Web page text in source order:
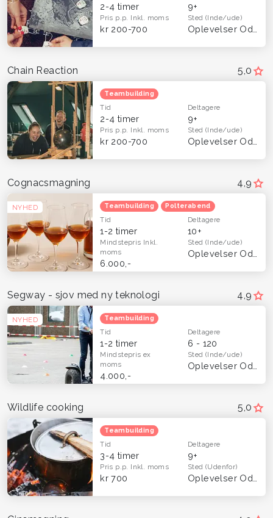
2-4 timer 9+
Pris p.p. Inkl. moms
kr 200-700
Sted(Inde/ude)
5,0
Chain Reaction
Teambuilding
Tid
2-4 timer
Deltagere
9+
Pris p.p. Inkl. moms
kr 200-700
Sted(Inde/ude)
4,9
NYHED
Cognacsmagning
Teambuilding Polterabend
Tid
1-2 timer
Deltagere
10+
Mindstepris Inkl.
moms
6.000,-
Sted(Inde/ude)
4,9
NYHED
Segway - sjov med ny teknologi
Teambuilding
Tid
1-2 timer
Deltagere
6 - 120
Mindstepris ex
moms
4.000,-
Sted(Inde/ude)
5,0
Wildlife cooking
Teambuilding
Tid
3-4 timer
Deltagere
9+
Pris p.p. Inkl. moms
kr 700
Sted(Udenfor)